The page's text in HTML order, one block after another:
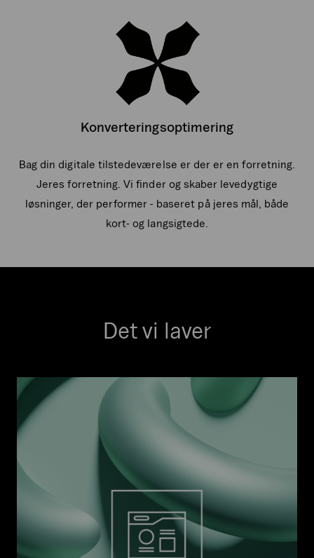
Konverteringsoptimering
Bag din digitale tilstedeværelse er der er en forretning.
Jeres forretning. Vi finder og skaber levedygtige
løsninger, der performer - baseret på jeres mål, både
kort- og langsigtede.
Det vi laver